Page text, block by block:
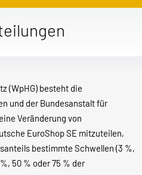
(WpHG) besteht die
und der Bundesanstalt für
Veränderung von
EuroShop SE mitzuteilen,
bestimmte Schwellen (3 %,
50 % oder 75 % der